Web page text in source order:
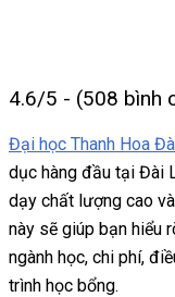
4.6/5 - (508 bình
Đại học Thanh Hoa
dục hàng đầu tại Đài
dạy chất lượng cao
này sẽ giúp bạn hiểu
ngành học, chi phí,
trình học bổng.